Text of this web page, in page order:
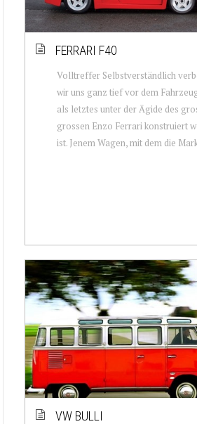
FERRARI F40
Volltreffer Selbstverständlich
wir uns ganz tief vor dem
als letztes unter der Ägide des
grossen Enzo Ferrari konstruiert
ist. Jenem Wagen, mit dem die
VW BULLI